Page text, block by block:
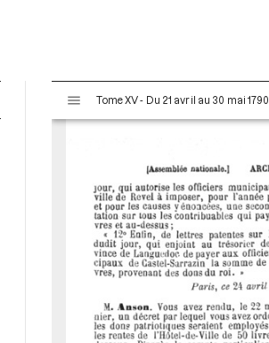
s
Tome XV - Du 21 avril au 30 mai 1790